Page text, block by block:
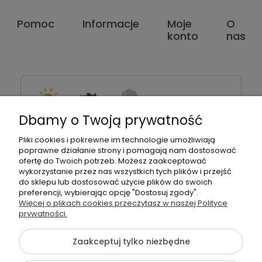
Pomoc Informacje
Moje
konto
O
nas
Pon. – Pt. 07:00 – 15:00
Montanus | Piambo - akcesoria dla dzieci i niemowlaków |
Łętownia 585, 34-242 Łętownia | NIP: 5521713745 | REGON:
122493940 | Email:
©2026 Wszelkie Prawa
Szablon Flex byEcommercy
Dbamy o Twoją prywatność
Pliki cookies i pokrewne im technologie umożliwiają
poprawne działanie strony i pomagają nam dostosować
ofertę do Twoich potrzeb. Możesz zaakceptować
wykorzystanie przez nas wszystkich tych plików i przejść
do sklepu lub dostosować użycie plików do swoich
preferencji, wybierając opcję "Dostosuj zgody".
Więcej o plikach cookies przeczytasz w naszej Polityce
prywatności.
Zaakceptuj tylko niezbędne